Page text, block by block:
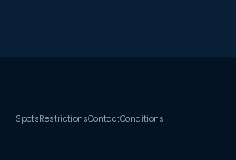
SpotsRestrictionsContactConditions